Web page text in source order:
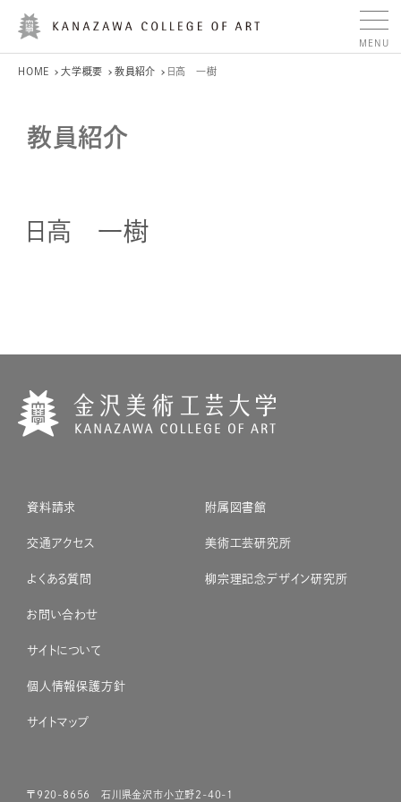
HOME 大学概要 教員紹介 日高 一樹
教員紹介
日高 一樹
資料請求
交通アクセス
よくある質問
お問い合わせ
サイトについて
個人情報保護方針
サイトマップ
附属図書館
美術工芸研究所
柳宗理記念デザイン研究所
〒920-8656 石川県金沢市小立野2-40-1